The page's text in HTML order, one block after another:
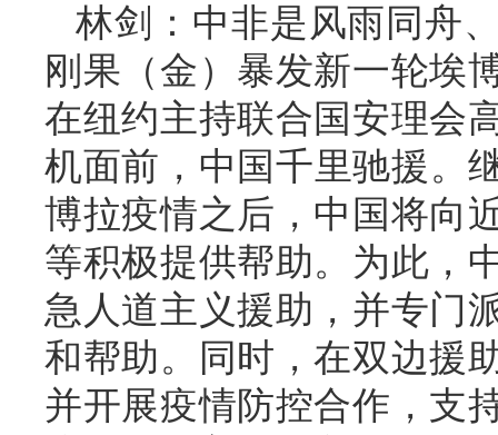
林剑：中非是风雨同舟
刚果（金）暴发新一轮埃
在纽约主持联合国安理会
机面前，中国千里驰援。
博拉疫情之后，中国将向
等积极提供帮助。为此，
急人道主义援助，并专门
和帮助。同时，在双边援
并开展疫情防控合作，支